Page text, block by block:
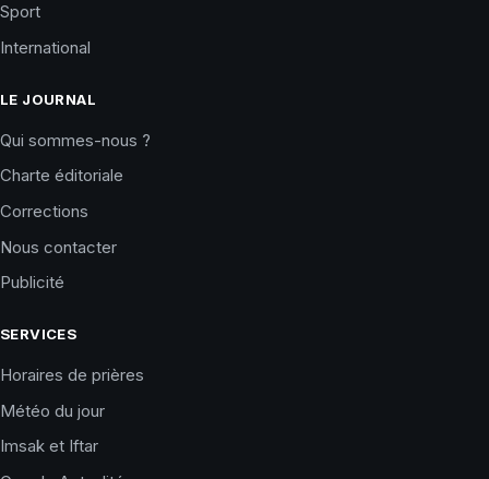
Sport
International
LE JOURNAL
Qui sommes-nous ?
Charte éditoriale
Corrections
Nous contacter
Publicité
SERVICES
Horaires de prières
Météo du jour
Imsak et Iftar